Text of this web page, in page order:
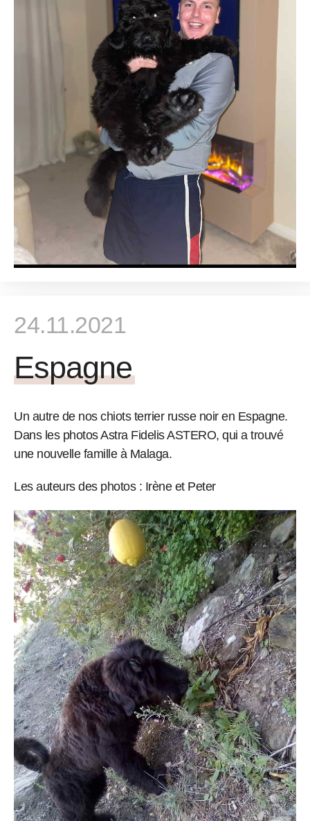
24.11.2021
Espagne
Un autre de nos chiots terrier russe noir en Espagne.
Dans les photos Astra Fidelis ASTERO, qui a trouvé
une nouvelle famille à Malaga.
Les auteurs des photos : Irène et Peter